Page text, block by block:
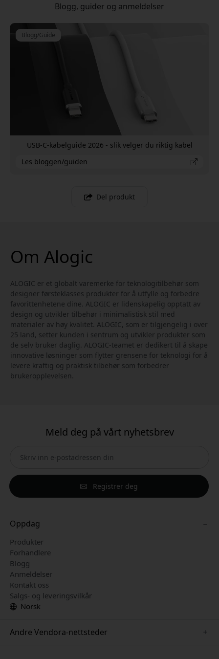
Blogg, guider og anmeldelser
Blogg/Guide
USB-C-kabelguide 2026 - slik velger du riktig kabel
Les bloggen/guiden
Del produkt
Om Alogic
ALOGIC er et globalt varemerke for teknologitilbehør som
designer førsteklasses produkter for å utfylle og forbedre
favorittenhetene dine. ALOGIC er lidenskapelig opptatt av
design og utvikler tilbehør i minimalistisk stil med
materialer av høy kvalitet. ALOGIC, som er tilgjengelig i over
25 land, setter kunden i sentrum og utvikler produkter som
de selv bruker daglig. ALOGIC-teamet er dedikert til å skape
innovative løsninger som flytter grensene for teknologi for å
levere kraftig og praktisk tilbehør som forbedrer
brukeropplevelsen.
Meld deg på vårt nyhetsbrev
Registrer deg
Oppdag
Produkter
Forhandlere
Blogg
Anmeldelser
Kontakt oss
Salgs- og leveringsvilkår
Norsk
Andre Vendora-nettsteder